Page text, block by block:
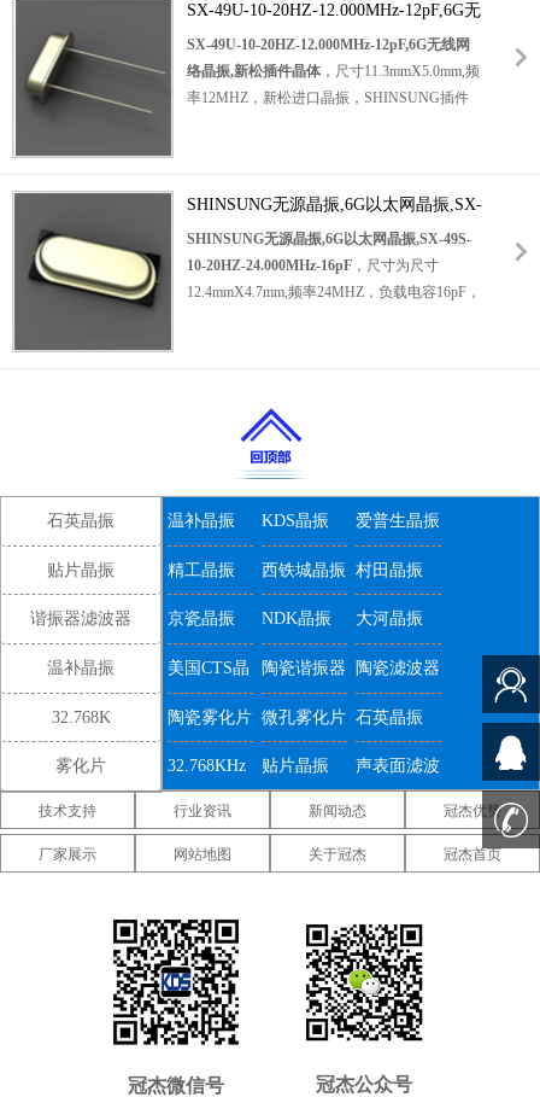
晶振动子，SMD晶振，石英无源晶振，低损耗
石英晶振，高品质贴片晶振，高性能石英晶
振，路由器贴片晶振，6G放大器晶振，测试测
量晶振，小型设备晶振，物联网晶振，通信产
振，视频石英晶振，
石英晶振
ISDN，蜂窝电话，微处理器时钟，蜂窝、
SONET、DSP， 以太网、局域网，数字电
6G放大器晶振,新
16.000MHz-7pF.
SX-49U-10-20HZ-12.000MHz-12pF,6G无
线网络晶振,新松插件晶体
SX-49U-10-20HZ-12.000MHz-12pF,6G无线网
络晶振,新松插件晶体 ，尺寸11.3mmX5.0mm,频
率12MHZ，新松进口晶振，SHINSUNG插件
，大尺寸晶振，无源晶体，石英晶体，石英插
件晶体，高性能插件晶振，高品质插件晶体，
蜂窝电话专用晶振，微处理器时钟专用插件晶
振，数字电视晶振，视频应用专用晶振，以太
网插件晶振，具有低损耗高品质的特点。
也能正常工作,具有稳定的起振特性,高耐热性,
处理器时钟，蜂窝、SONET、DSP，以太
网、局域网，数字电视、视频等领域.
49U-10-20HZ-12.000MHz-
12pF,6G无线网络晶振,新松插
件晶体.
SHINSUNG无源晶振,6G以太网晶振,SX-
49S-10-20HZ-24.000MHz-16pF
SHINSUNG无源晶振,6G以太网晶振,SX-49S-
10-20HZ-24.000MHz-16pF ，尺寸为尺寸
12.4mmX4.7mm,频率24MHZ，负载电容16pF，
，石英贴片晶振，大尺寸晶振，无源贴片晶
体，SMD CRYSTAL，高精度晶振，蜂窝专用
晶振，6G以太网晶振，数字电视专用晶振，视
频应用晶振，数码电子专用晶振。
产品适用于范围广泛，其中包含微处理器时
钟，蜂窝、SONET、DSP，以太网、局域
等领域。
SHINSUNG无源晶振,6G
以太网晶振,SX-49S-10-20HZ-
24.000MHz-16pF.
石英晶振
贴片晶振
谐振器滤波器
温补晶振
32.768K
雾化片
温补晶振 KDS晶振 爱普生晶振
精工晶振 西铁城晶振 村田晶振
京瓷晶振 NDK晶振 大河晶振
美国CTS晶
振
陶瓷谐振器 陶瓷滤波器
陶瓷雾化片 微孔雾化片 石英晶振
32.768KHz 贴片晶振 声表面滤波
器
IDT晶振 微晶晶振 康纳温菲尔
德晶振
高利奇晶振 Jauch晶振 Abracon晶
振
美国拉隆晶
振
美国格林雷
工业晶振
美国SiTime
晶振
美国 美国Statek 新西兰瑞康
技术支持 行业资讯 新闻动态 冠杰优势
厂家展示 网站地图 关于冠杰 冠杰首页
冠杰微信号 冠杰公众号